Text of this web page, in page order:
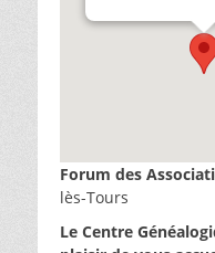
Forum des
lès-Tours
Le Centre